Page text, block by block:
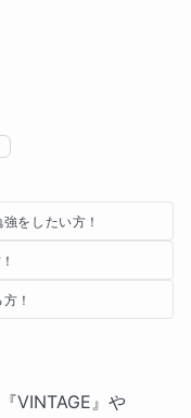
をしたい方！
！
VINTAGE』や